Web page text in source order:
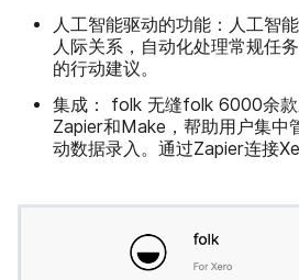
人工智能驱动的功能： 人工智
人际关系，自动化处理常规任
的行动建议。
集成：
folk 无缝folk 6000余款
Zapier和Make，帮助用户集中
动数据录入。通过Zapier连接